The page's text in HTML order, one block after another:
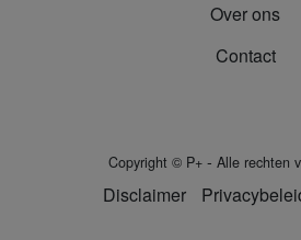
Over ons
Contact
Copyright © P+ - Alle rechten
Disclaimer